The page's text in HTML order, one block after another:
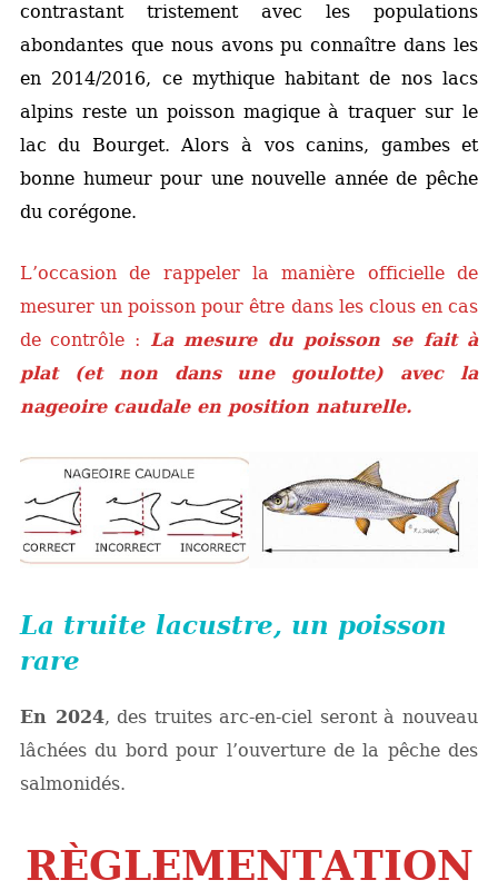
contrastant tristement avec les populations
abondantes que nous avons pu connaître dans les
en 2014/2016, ce mythique habitant de nos lacs
alpins reste un poisson magique à traquer sur le
lac du Bourget. Alors à vos canins, gambes et
bonne humeur pour une nouvelle année de pêche
du corégone.
L’occasion de rappeler la manière officielle de
mesurer un poisson pour être dans les clous en cas
de contrôle : La mesure du poisson se fait à
plat (et non dans une goulotte) avec la
nageoire caudale en position naturelle.
La truite lacustre, un poisson
rare
En 2024, des truites arc-en-ciel seront à nouveau
lâchées du bord pour l’ouverture de la pêche des
salmonidés.
RÈGLEMENTATION